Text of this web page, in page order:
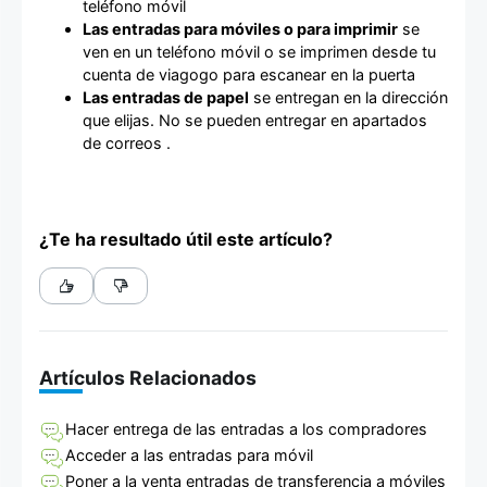
teléfono móvil
Las entradas para móviles o para imprimir se
ven en un teléfono móvil o se imprimen desde tu
cuenta de viagogo para escanear en la puerta
Las entradas de papel se entregan en la dirección
que elijas. No se pueden entregar en apartados
de correos .
¿Te ha resultado útil este artículo?
Artículos Relacionados
Hacer entrega de las entradas a los compradores
Acceder a las entradas para móvil
Poner a la venta entradas de transferencia a móviles